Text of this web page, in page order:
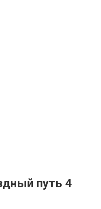
путь 4